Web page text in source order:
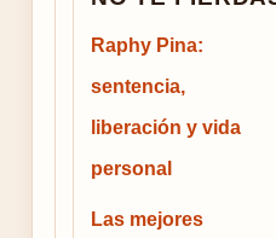
Raphy Pina:
sentencia,
liberación y vida
personal
Las mejores